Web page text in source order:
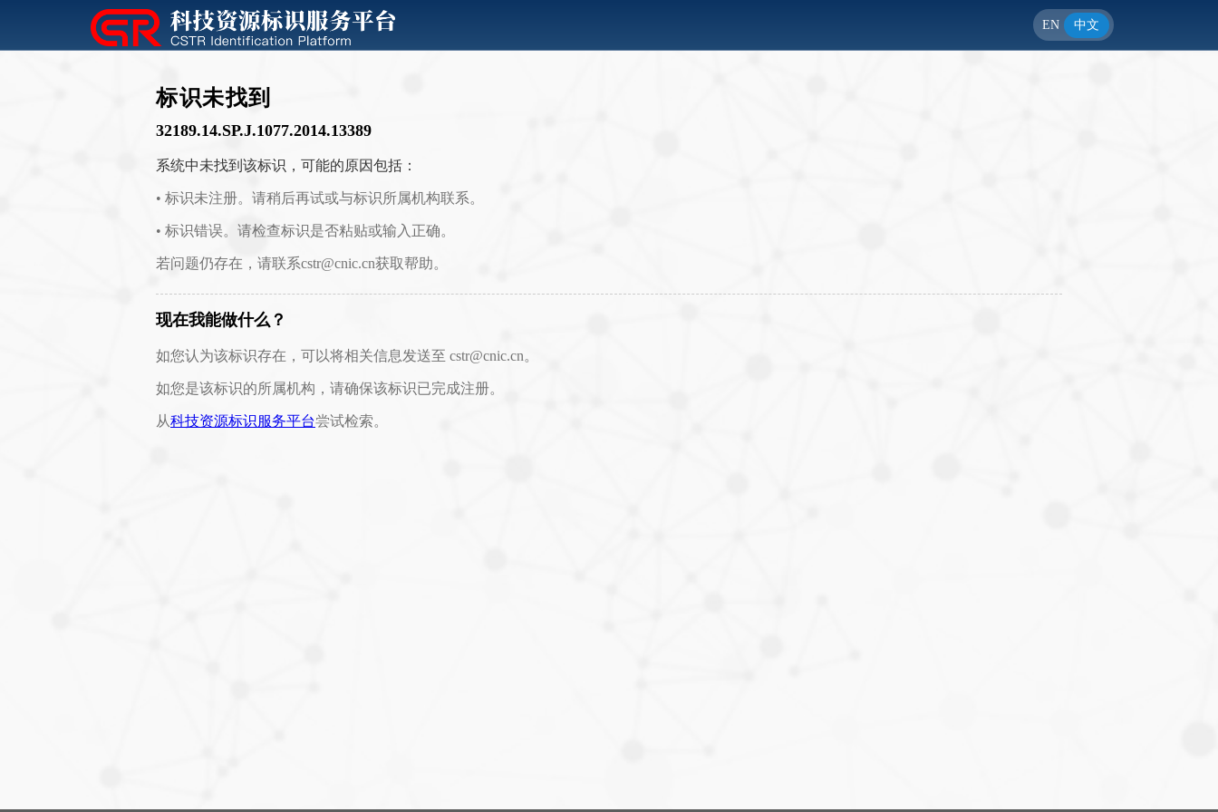
EN 中文
标识未找到
32189.14.SP.J.1077.2014.13389
系统中未找到该标识，可能的原因包括：
• 标识未注册。请稍后再试或与标识所属机构联系。
• 标识错误。请检查标识是否粘贴或输入正确。
若问题仍存在，请联系cstr@cnic.cn获取帮助。
现在我能做什么？
如您认为该标识存在，可以将相关信息发送至 cstr@cnic.cn。
如您是该标识的所属机构，请确保该标识已完成注册。
从科技资源标识服务平台尝试检索。